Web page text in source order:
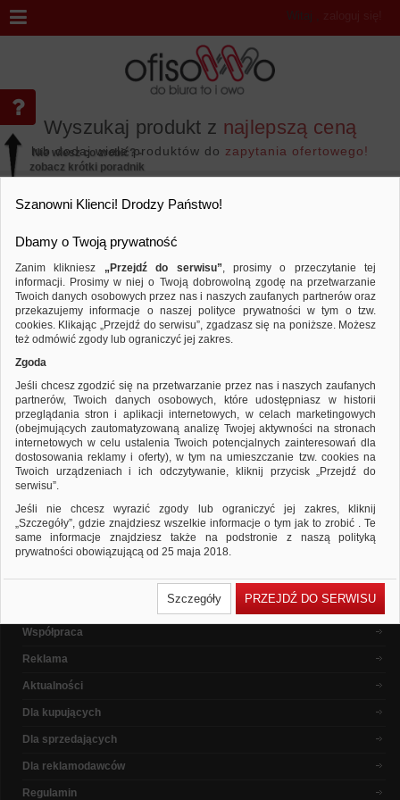
Wyszukaj produkt z najlepszą ceną
lub dodaj wiele produktów do zapytania ofertowego!
Witaj ,
Wyniki wyszukiwania
PODPOWIEDZI
Zmień kryteria wyszukiwania zaznaczając inne filtry i wyszukaj
ponownie
Sprawdź, czy wszystkie słowa zostały poprawnie napisane.
Spróbuj użyć innych słów kluczowych.
Popularne marki
O nas
Współpraca
Reklama
Aktualności
Dla kupujących
Dla sprzedających
Dla reklamodawców
Regulamin
Nie wiesz co zrobić? -
zobacz krótki poradnik
Szanowni Klienci! Drodzy Państwo!
Dbamy o Twoją prywatność
Zanim klikniesz „Przejdź do serwisu”, prosimy o przeczytanie tej
informacji. Prosimy w niej o Twoją dobrowolną zgodę na przetwarzanie
Twoich danych osobowych przez nas i naszych zaufanych partnerów oraz
przekazujemy informacje o naszej polityce prywatności w tym o tzw.
cookies. Klikając „Przejdź do serwisu”, zgadzasz się na poniższe. Możesz
też odmówić zgody lub ograniczyć jej zakres.
Zgoda
Jeśli chcesz zgodzić się na przetwarzanie przez nas i naszych zaufanych
partnerów, Twoich danych osobowych, które udostępniasz w historii
przeglądania stron i aplikacji internetowych, w celach marketingowych
(obejmujących zautomatyzowaną analizę Twojej aktywności na stronach
internetowych w celu ustalenia Twoich potencjalnych zainteresowań dla
dostosowania reklamy i oferty), w tym na umieszczanie tzw. cookies na
Twoich urządzeniach i ich odczytywanie, kliknij przycisk „Przejdź do
serwisu”.
Jeśli nie chcesz wyrazić zgody lub ograniczyć jej zakres, kliknij
„Szczegóły”, gdzie znajdziesz wszelkie informacje o tym jak to zrobić . Te
same informacje znajdziesz także na podstronie z naszą polityką
prywatności obowiązującą od 25 maja 2018.
wcześniejsza zgoda której udzieliliście podczas zakładania konta. Każda
Państwa zgoda jest dobrowolna i można ją w dowolnym momencie
Polityka prywatności (rozwiń)
Klauzula Informacyjna (rozwiń)
Lista Zaufanych Partnerów (rozwiń)
Szczegóły PRZEJDŹ DO SERWISU